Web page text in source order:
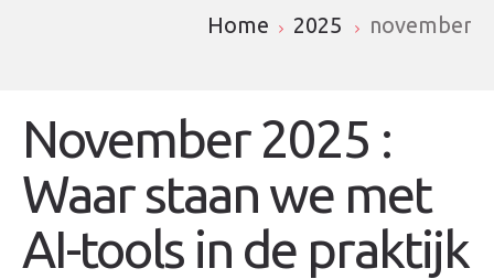
Home 2025 november
November 2025 :
Waar staan we met
AI-tools in de praktijk